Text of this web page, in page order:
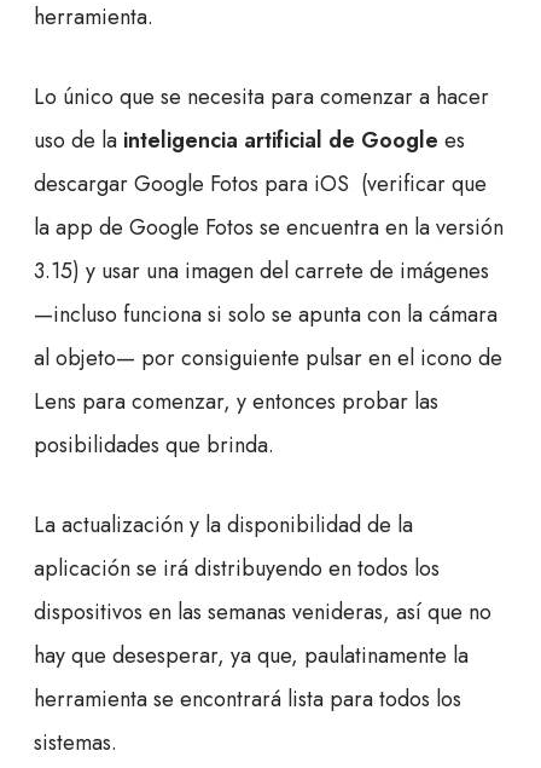
herramienta.
Lo único que se necesita para comenzar a hacer
uso de la inteligencia artificial de Google es
descargar Google Fotos para iOS (verificar que
la app de Google Fotos se encuentra en la versión
3.15) y usar una imagen del carrete de imágenes
—incluso funciona si solo se apunta con la cámara
al objeto—­ por consiguiente pulsar en el icono de
Lens para comenzar, y entonces probar las
posibilidades que brinda.
La actualización y la disponibilidad de la
aplicación se irá distribuyendo en todos los
dispositivos en las semanas venideras, así que no
hay que desesperar, ya que, paulatinamente la
herramienta se encontrará lista para todos los
sistemas.